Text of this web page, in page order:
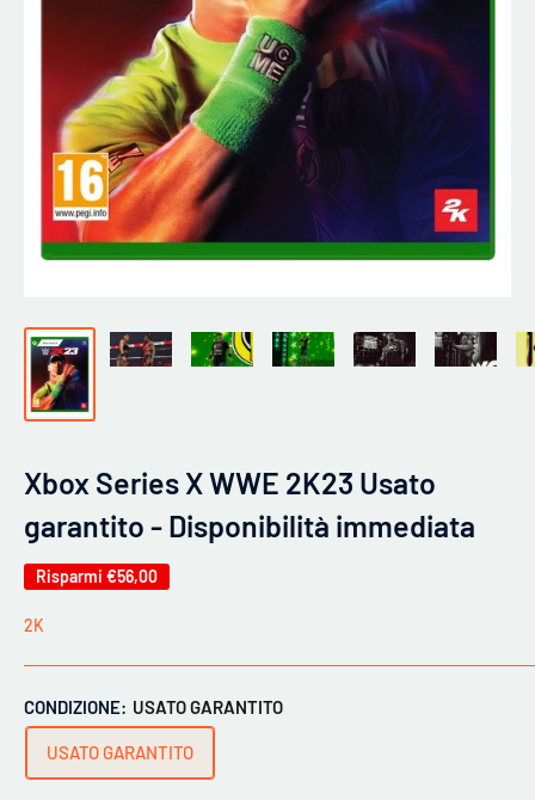
Xbox Series X WWE 2K23 Usato
garantito - Disponibilità immediata
Risparmi €56,00
2K
CONDIZIONE: USATO GARANTITO
USATO GARANTITO